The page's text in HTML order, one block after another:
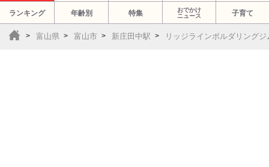
ランキング 年齢別 特集
おでかけ
ニュース
子育て
富山県 富山市 新庄田中駅 リッジラインボルダリングジ